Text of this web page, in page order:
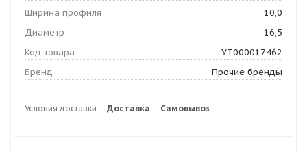
Ширина профиля
10,0
Диаметр
16,5
Код товара
УТ000017462
Бренд
Прочие бренды
Условия доставки Доставка Самовывоз